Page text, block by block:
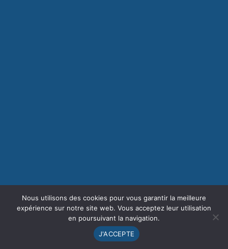
Nous utilisons des cookies pour vous garantir la meilleure
expérience sur notre site web. Vous acceptez leur utilisation
en poursuivant la navigation.
J'ACCEPTE